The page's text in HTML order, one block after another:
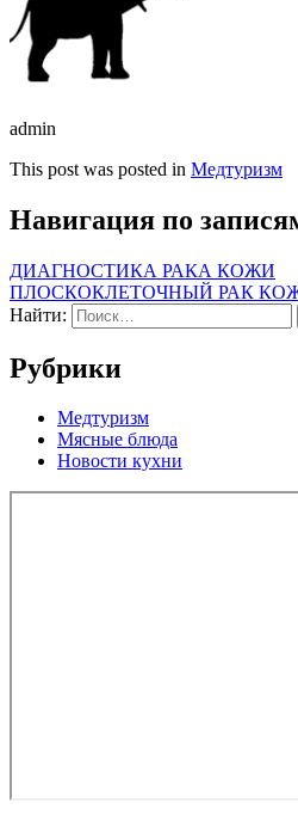
admin
This post was posted in Медтуризм
Навигация по
ДИАГНОСТИКА РАКА КОЖИ
ПЛОСКОКЛЕТОЧНЫЙ РАК
Найти:
Рубрики
Медтуризм
Мясные блюда
Новости кухни